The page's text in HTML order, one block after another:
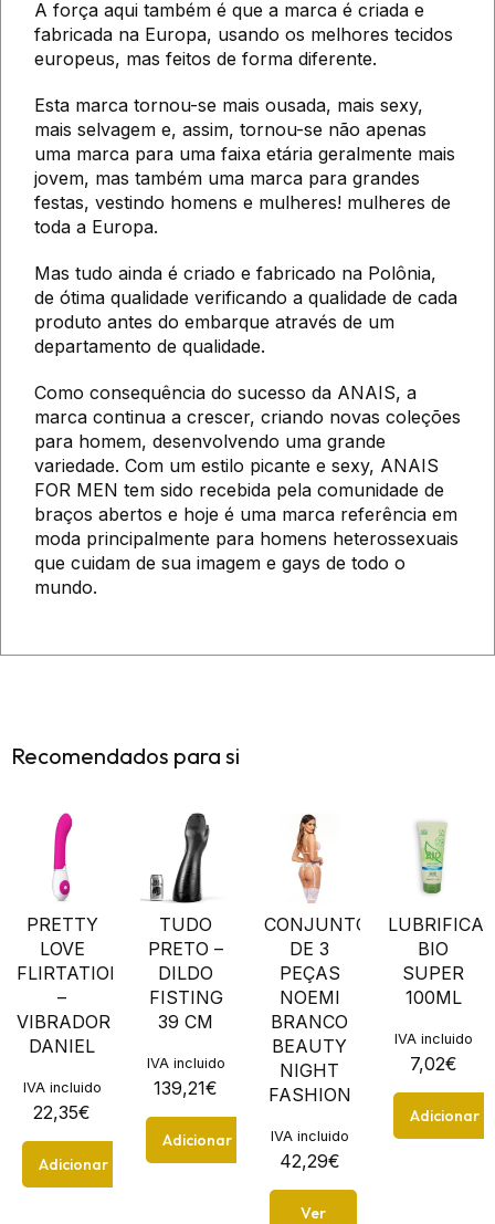
A força aqui também é que a marca é criada e
fabricada na Europa, usando os melhores tecidos
europeus, mas feitos de forma diferente.
Esta marca tornou-se mais ousada, mais sexy,
mais selvagem e, assim, tornou-se não apenas
uma marca para uma faixa etária geralmente mais
jovem, mas também uma marca para grandes
festas, vestindo homens e mulheres! mulheres de
toda a Europa.
Mas tudo ainda é criado e fabricado na Polônia,
de ótima qualidade verificando a qualidade de cada
produto antes do embarque através de um
departamento de qualidade.
Como consequência do sucesso da ANAIS, a
marca continua a crescer, criando novas coleções
para homem, desenvolvendo uma grande
variedade. Com um estilo picante e sexy, ANAIS
FOR MEN tem sido recebida pela comunidade de
braços abertos e hoje é uma marca referência em
moda principalmente para homens heterossexuais
que cuidam de sua imagem e gays de todo o
mundo.
Recomendados para si
PRETTY
LOVE
FLIRTATION
–
VIBRADOR
DANIEL
22,35€
IVA incluido
Adicionar
TUDO
PRETO –
DILDO
FISTING
39 CM
139,21€
IVA incluido
Adicionar
CONJUNTO
DE 3
PEÇAS
NOEMI
BRANCO
BEAUTY
NIGHT
FASHION
42,29€
IVA incluido
Ver
BIO
SUPER
100ML
7,02€
IVA incluido
Adicionar